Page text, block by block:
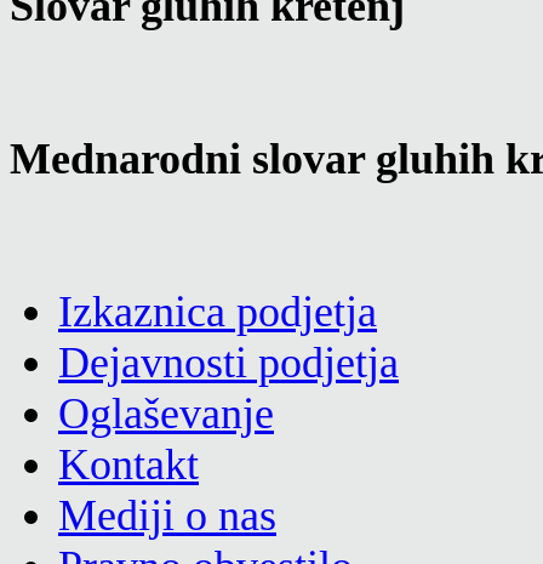
Mednarodni slovar gluhih
Izkaznica podjetja
Dejavnosti podjetja
Oglaševanje
Kontakt
Mediji o nas